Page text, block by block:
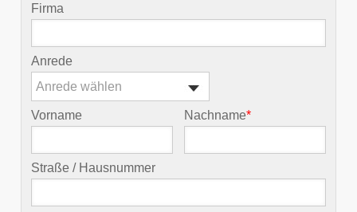
Firma
Anrede
Anrede wählen
Vorname Nachname*
Straße / Hausnummer